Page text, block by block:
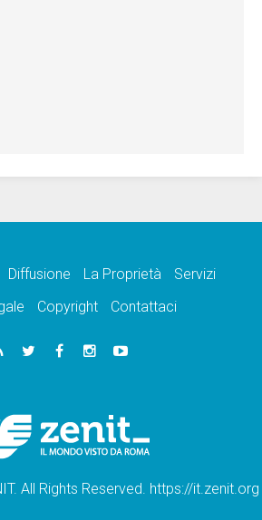
Diffusione La Proprietà
Servizi
Copyright Contattaci
All Rights Reserved. https://it.zenit.org